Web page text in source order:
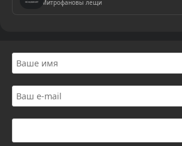
Митрофановы лещи